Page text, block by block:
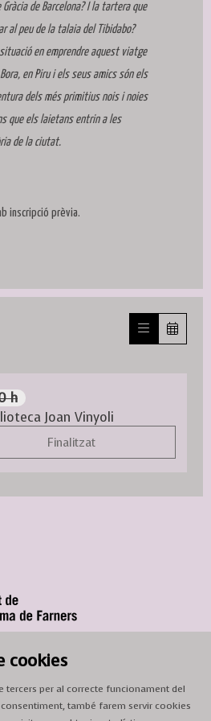
de Barcelona? I la tartera que
al peu de la talaia del Tibidabo?
en emprendre aquest viatge
en Piru i els seus amics són els
dels més primitius nois i noies
que els laietans entrin a les
de la ciutat.
inscripció prèvia.
h
Joan Vinyoli
Finalitzat
Farners
dilluns a dissabte, de 9 a 13 h.
cookies
tercers per al correcte funcionament del
també farem servir cookies